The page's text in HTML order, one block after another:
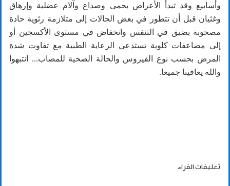
وأسابيع وقد تبدأ الأعراض بحمى وصداع وآلام عضلية وإرهاق
وغثيان قبل أن تتطور في بعض الحالات إلى متلازمة رئوية حادة
مصحوبة بضيق في التنفس وانخفاض في مستوى الأكسجين أو
إلى مضاعفات كلوية تستدعي الرعاية الطبية مع تفاوت شدة
المرض بحسب نوع الفيروس والحالة الصحية للمصاب... انتبهوا
والله يعافينا جميعا.
تعليقات القراء